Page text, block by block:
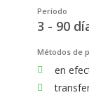
Período
3 - 90
Métodos de
en